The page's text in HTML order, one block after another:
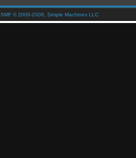
SMF © 2006-2008, Simple Machines LLC